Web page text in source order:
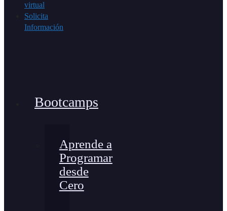
virtual
Solicita
Información
Bootcamps
Aprende a
Programar
desde
Cero